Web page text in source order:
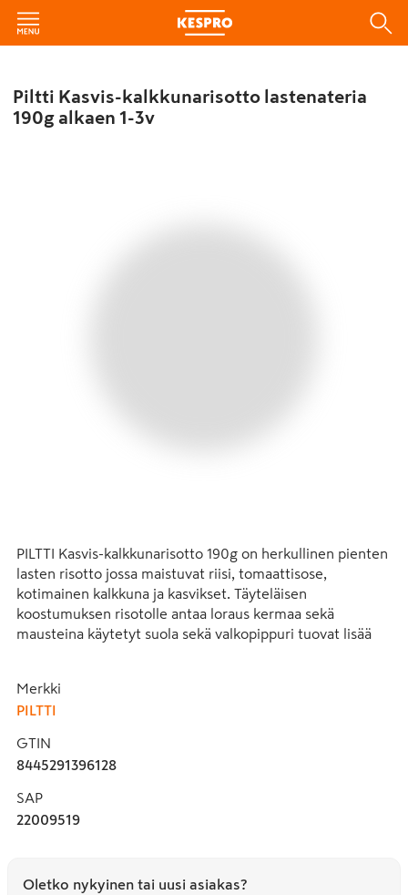
Piltti Kasvis-kalkkunarisotto lastenateria
190g alkaen 1-3v
PILTTI Kasvis-kalkkunarisotto 190g on herkullinen pienten
lasten risotto jossa maistuvat riisi, tomaattisose,
kotimainen kalkkuna ja kasvikset. Täyteläisen
koostumuksen risotolle antaa loraus kermaa sekä
mausteina käytetyt suola sekä valkopippuri tuovat lisää
Ateria sisältää 42% kasviksia.
Tuotekehityksemme on jatkuvaa ja tuotteen koostumusta
voidaan muuttaa. Luethan sen vuoksi ainesosaluettelon
pakkauksesta aina ennen ruoan tarjoamista.
Merkki
PILTTI
GTIN
8445291396128
SAP
22009519
Oletko nykyinen tai uusi asiakas?